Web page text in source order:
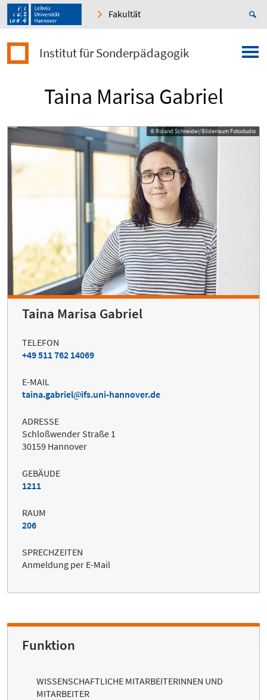
Fakultät
Institut für Sonderpädagogik
Taina Marisa Gabriel
© Roland Schneider/Bilderraum Fotostudio
Taina Marisa Gabriel
TELEFON
+49 511 762 14069
E-MAIL
taina.gabriel
ifs.uni-hannover.de
ADRESSE
Schloßwender Straße 1
30159 Hannover
GEBÄUDE
1211
RAUM
206
SPRECHZEITEN
Anmeldung per E-Mail
Funktion
WISSENSCHAFTLICHE MITARBEITERINNEN UND
MITARBEITER